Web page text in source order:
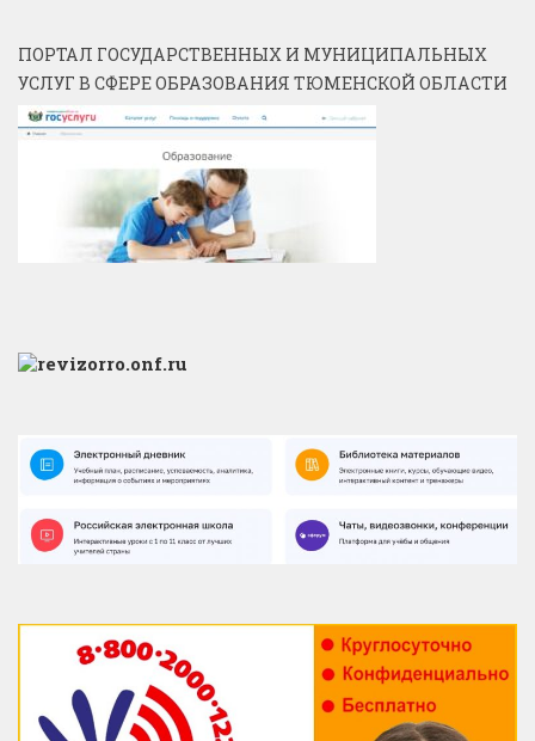
ПОРТАЛ ГОСУДАРСТВЕННЫХ И МУНИЦИПАЛЬНЫХ
УСЛУГ В СФЕРЕ ОБРАЗОВАНИЯ ТЮМЕНСКОЙ ОБЛАСТИ